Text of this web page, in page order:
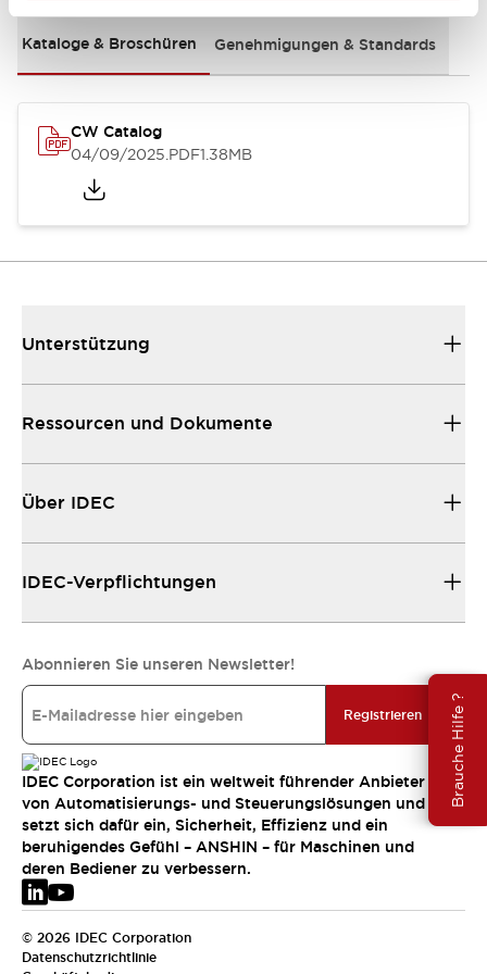
Brauche Hilfe ?
Kataloge & Broschüren Genehmigungen & Standards
CW Catalog
04/09/2025.PDF1.38MB
Unterstützung
Ressourcen und Dokumente
Über IDEC
IDEC-Verpflichtungen
Abonnieren Sie unseren Newsletter!
Registrieren
IDEC Corporation ist ein weltweit führender Anbieter
von Automatisierungs- und Steuerungslösungen und
setzt sich dafür ein, Sicherheit, Effizienz und ein
beruhigendes Gefühl – ANSHIN – für Maschinen und
deren Bediener zu verbessern.
© 2026 IDEC Corporation
Datenschutzrichtlinie